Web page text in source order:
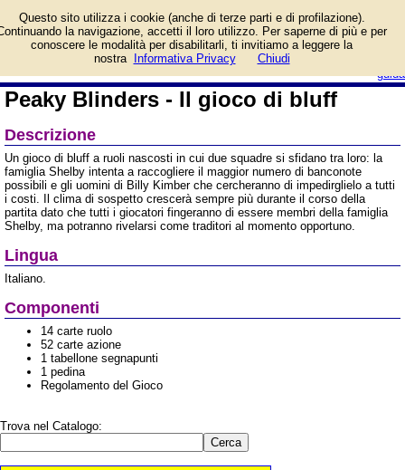
guida
Blinders - Il gioco di bluff
e prezzo di vendita.
Prodotto da Asmodee Italia
Peaky Blinders - Il gioco di bluff
Descrizione
Un gioco di bluff a ruoli nascosti in cui due squadre si sfidano tra loro: la
famiglia Shelby intenta a raccogliere il maggior numero di banconote
possibili e gli uomini di Billy Kimber che cercheranno di impedirglielo a tutti
i costi. Il clima di sospetto crescerà sempre più durante il corso della
partita dato che tutti i giocatori fingeranno di essere membri della famiglia
Shelby, ma potranno rivelarsi come traditori al momento opportuno.
Lingua
Italiano.
Componenti
14 carte ruolo
52 carte azione
1 tabellone segnapunti
1 pedina
Regolamento del Gioco
Trova nel Catalogo:
Questo sito utilizza i cookie (anche di terze parti e di profilazione).
la navigazione, accetti il loro utilizzo. Per saperne di più e per
conoscere le modalità per disabilitarli, ti invitiamo a leggere la
nostra
Informativa Privacy Chiudi